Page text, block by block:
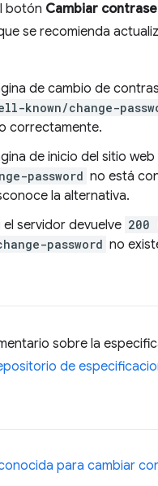
botón Cambiar
se recomienda
de cambio de
known/change-
correctamente.
de inicio del sitio web
password no está
la alternativa.
el servidor devuelve 200
password no
sobre la
de
para cambiar